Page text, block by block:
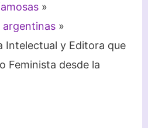
argentinas
Intelectual y Editora que
Feminista desde la